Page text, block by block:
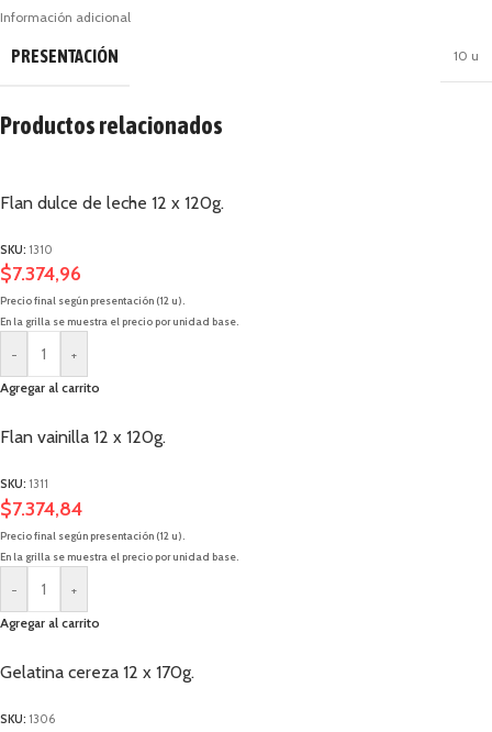
Información adicional
PRESENTACIÓN 10 u
Productos relacionados
Flan dulce de leche 12 x 120g.
SKU: 1310
$7.374,96
Precio final según presentación (12 u).
En la grilla se muestra el precio por unidad base.
- +
Agregar al carrito
Flan vainilla 12 x 120g.
SKU: 1311
$7.374,84
Precio final según presentación (12 u).
En la grilla se muestra el precio por unidad base.
- +
Agregar al carrito
Gelatina cereza 12 x 170g.
SKU: 1306